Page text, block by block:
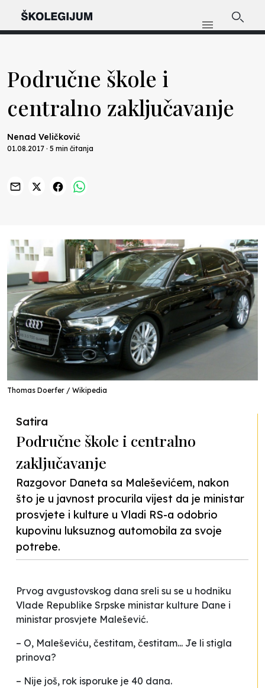
Područne škole i
centralno zaključavanje
Nenad Veličković
01.08.2017 · 5 min čitanja
Thomas Doerfer / Wikipedia
Satira
Područne škole i centralno
zaključavanje
Razgovor Daneta sa Maleševićem, nakon
što je u javnost procurila vijest da je ministar
prosvjete i kulture u Vladi RS-a odobrio
kupovinu luksuznog automobila za svoje
potrebe.
Prvog avgustovskog dana sreli su se u hodniku
Vlade Republike Srpske ministar kulture Dane i
ministar prosvjete Malešević.
– O, Maleševiću, čestitam, čestitam... Je li stigla
prinova?
– Nije još, rok isporuke je 40 dana.